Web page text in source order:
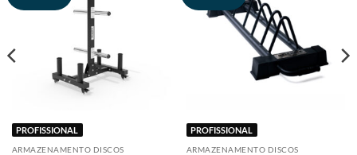
PROFISSIONAL
ARMAZENAMENTO DISCOS
PROFISSIONAL
ARMAZENAMENTO DISCOS